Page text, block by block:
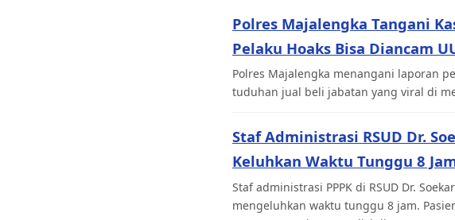
Polres Majalengka Tangani
Pelaku Hoaks Bisa Diancam
Polres Majalengka menangani laporan
tuduhan jual beli jabatan yang viral di
Staf Administrasi RSUD Dr.
Keluhkan Waktu Tunggu 8
Staf administrasi PPPK di RSUD Dr.
mengeluhkan waktu tunggu 8 jam.